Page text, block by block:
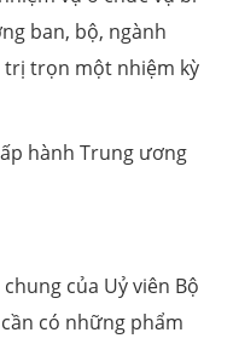
ban, bộ, ngành
trị trọn một nhiệm kỳ
hành Trung ương
của Uỷ viên Bộ
có những phẩm